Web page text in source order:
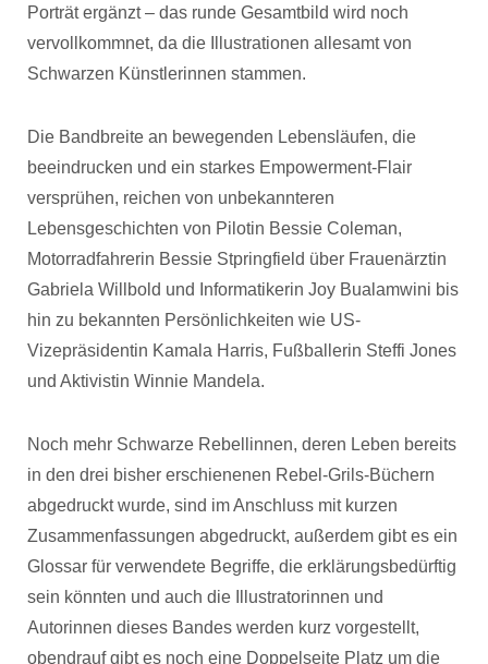
Porträt ergänzt – das runde Gesamtbild wird noch
vervollkommnet, da die Illustrationen allesamt von
Schwarzen Künstlerinnen stammen.
Die Bandbreite an bewegenden Lebensläufen, die
beeindrucken und ein starkes Empowerment-Flair
versprühen, reichen von unbekannteren
Lebensgeschichten von Pilotin Bessie Coleman,
Motorradfahrerin Bessie Stpringfield über Frauenärztin
Gabriela Willbold und Informatikerin Joy Bualamwini bis
hin zu bekannten Persönlichkeiten wie US-
Vizepräsidentin Kamala Harris, Fußballerin Steffi Jones
und Aktivistin Winnie Mandela.
Noch mehr Schwarze Rebellinnen, deren Leben bereits
in den drei bisher erschienenen Rebel-Grils-Büchern
abgedruckt wurde, sind im Anschluss mit kurzen
Zusammenfassungen abgedruckt, außerdem gibt es ein
Glossar für verwendete Begriffe, die erklärungsbedürftig
sein könnten und auch die Illustratorinnen und
Autorinnen dieses Bandes werden kurz vorgestellt,
obendrauf gibt es noch eine Doppelseite Platz um die